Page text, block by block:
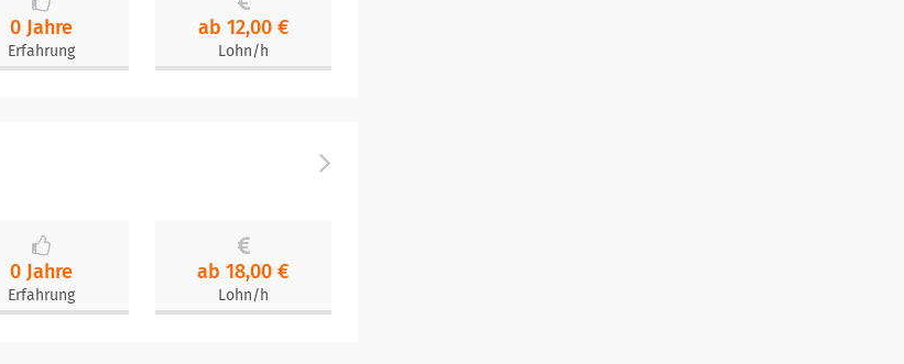
0 Jahre
Erfahrung
ab 12,00 €
Lohn/h
0 Jahre
Erfahrung
ab 18,00 €
Lohn/h